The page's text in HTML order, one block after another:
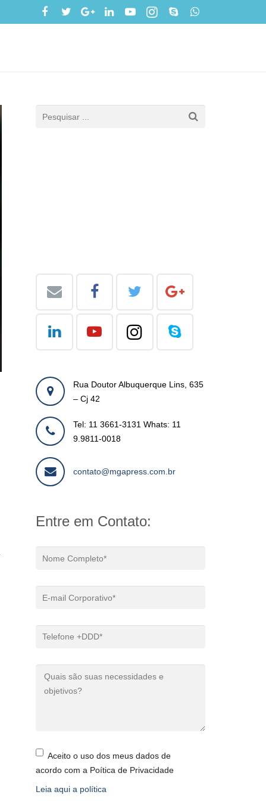
Rua Doutor Albuquerque Lins, 635
– Cj 42
Tel: 11 3661-3131 Whats: 11
9.9811-0018
contato@mgapress.com.br
Entre em Contato:
Aceito o uso dos meus dados de
acordo com a Poítica de Privacidade
Leia aqui a política